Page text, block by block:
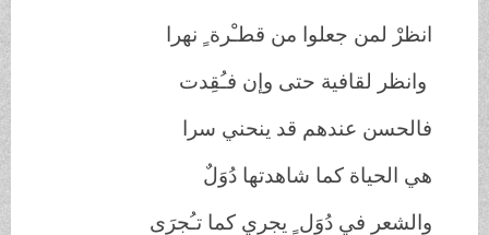
انظرْ لمن جعلوا من قطـْرة ٍ نهرا
وانظر لقافية حتى وإن فـُقِدت
فالحسن عندهم قد ينحني سرا
هي الحياة كما شاهدتها دُوَلٌ
والشعر في دُوَل ٍ يجري كما تـُجرَى